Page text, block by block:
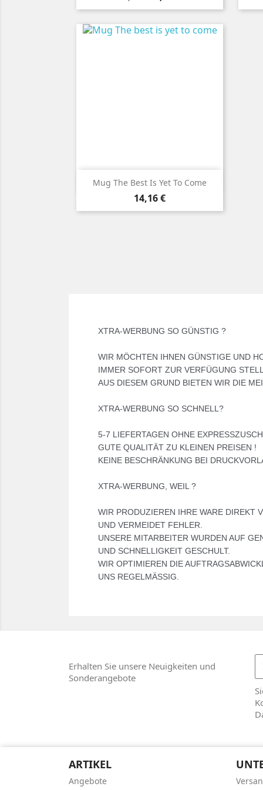
Mug The Best Is Yet To Come
Preis
14,16 €
 Vorschau
XTRA-WERBUNG SO GÜNSTIG ?
WIR MÖCHTEN IHNEN GÜNSTIGE UND
IMMER SOFORT ZUR VERFÜGUNG
AUS DIESEM GRUND BIETEN WIR DIE
XTRA-WERBUNG SO SCHNELL?
5-7 LIEFERTAGEN OHNE
GUTE QUALITÄT ZU KLEINEN PREISEN !
KEINE BESCHRÄNKUNG BEI
XTRA-WERBUNG, WEIL ?
WIR PRODUZIEREN IHRE WARE DIREKT
UND VERMEIDET FEHLER.
UNSERE MITARBEITER WURDEN AUF
UND SCHNELLIGKEIT GESCHULT.
WIR OPTIMIEREN DIE
UNS REGELMÄSSIG.
Erhalten Sie unsere Neuigkeiten und
Sonderangebote
ARTIKEL
Angebote